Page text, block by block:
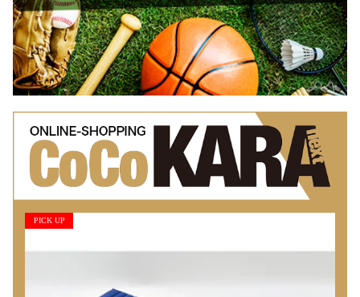
PICK UP